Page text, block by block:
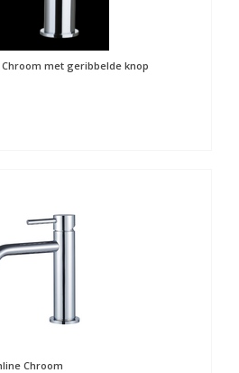
met geribbelde knop
Chroom